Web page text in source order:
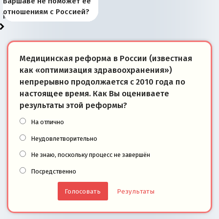
районы Баренцева
моря
тем, что они -
победители
«переобувании» хозяев
суверенной экономике
Анкориджа
внутренней политике
отношениям с Россией?
Медицинская реформа в России (известная
как «оптимизация здравоохранения»)
непрерывно продолжается с 2010 года по
настоящее время. Как Вы оцениваете
результаты этой реформы?
На отлично
Неудовлетворительно
Не знаю, поскольку процесс не завершён
Посредственно
Результаты